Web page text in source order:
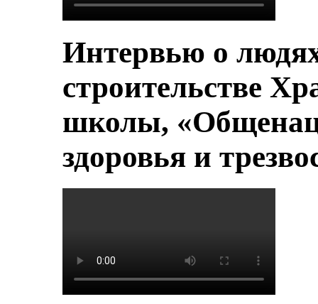
Интервью о
строительстве
школы,
здоровья и